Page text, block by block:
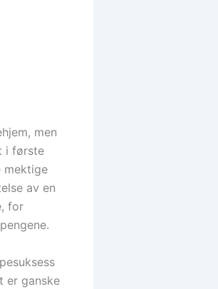
men
i første
mektige
av en
for
er ganske